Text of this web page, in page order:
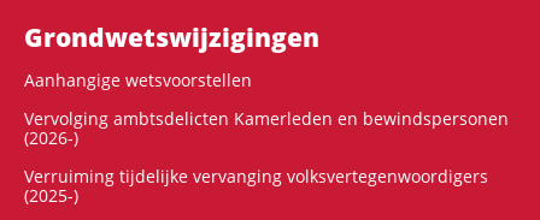
Grondwets­wijzigingen
Aanhangige wetsvoorstellen
Vervolging ambtsdelicten Kamerleden en bewindspersonen
(2026-)
Verruiming tijdelijke vervanging volksvertegenwoordigers
(2025-)